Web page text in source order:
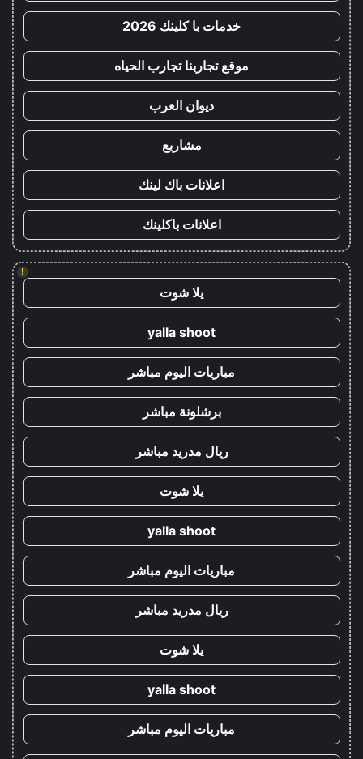
خدمات با كلينك 2026
موقع تجاربنا تجارب الحياه
ديوان العرب
مشاريع
اعلانات باك لينك
اعلانات باكلينك
!
يلا شوت
yalla shoot
مباريات اليوم مباشر
برشلونة مباشر
ريال مدريد مباشر
يلا شوت
yalla shoot
مباريات اليوم مباشر
ريال مدريد مباشر
يلا شوت
yalla shoot
مباريات اليوم مباشر